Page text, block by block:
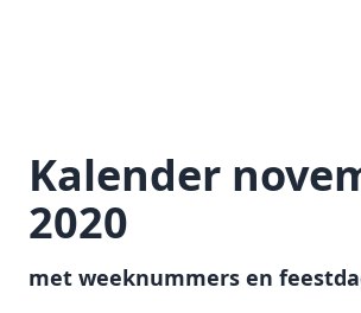
Kalender
2020
met weeknummers en